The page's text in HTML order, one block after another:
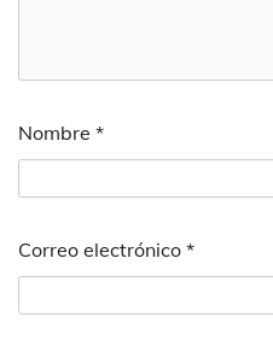
Nombre *
Correo electrónico *